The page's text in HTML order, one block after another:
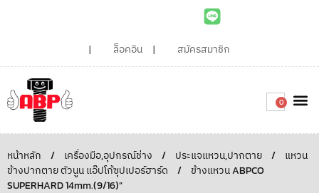
ล็อคอิน สมัครสมาชิก
0
หน้าหลัก / เครื่องมือ,อุปกรณ์ช่าง / ประแจแหวน,ปากตาย /
แหวน
ข้างปากตาย ตัวนูน แอ๊ปโก้ซุปเปอร์ฮาร์ด
/
ข้างแหวน ABPCO
SUPERHARD 14mm.(9/16)”